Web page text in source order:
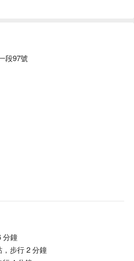
段97號
分鐘
步行 2 分鐘